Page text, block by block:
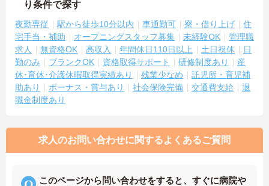
り条件で探す
夜勤専従 駅から徒歩10分以内 車通勤可 寮・借り上げ
住
宅手当・補助
オープニングスタッフ募集 未経験OK
管理職
求人
無資格OK 高収入 年間休日110日以上 土日祝休
日
勤のみ
ブランクOK 資格取得サポート 研修制度あり
産
休･育休･介護休暇取得実績あり
残業少なめ
託児所・育児補
助あり
ボーナス・賞与あり 社会保険完備 交通費支給
退
職金制度あり
求人のお問い合わせに関するよくあるご質問
このページから問い合わせをすると、すぐに病院や